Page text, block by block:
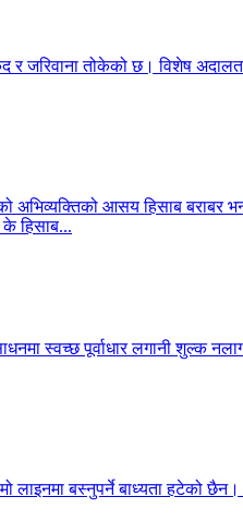
र जरिवाना तोकेको छ। विशेष
आसय हिसाब बराबर
के हिसाब...
स्वच्छ पूर्वाधार लगानी शुल्क
बस्नुपर्ने बाध्यता हटेको